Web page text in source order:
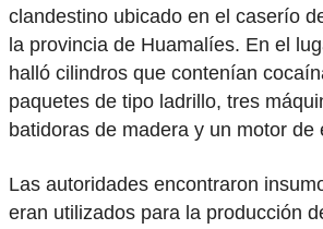
clandestino ubicado en el caserío
la provincia de Huamalíes. En el
halló cilindros que contenían
paquetes de tipo ladrillo, tres
batidoras de madera y un motor de
Las autoridades encontraron
eran utilizados para la producción